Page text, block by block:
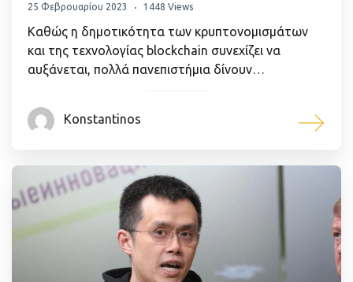
25 Φεβρουαρίου 2023 1448 Views
Καθώς η δημοτικότητα των κρυπτονομισμάτων
και της τεχνολογίας blockchain συνεχίζει να
αυξάνεται, πολλά πανεπιστήμια δίνουν…
Konstantinos